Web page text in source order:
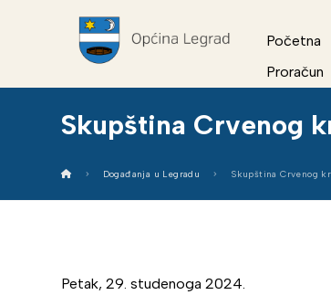
Početna
Proračun
Skupština Crvenog
Događanja u Legradu Skupština Crvenog
Petak, 29. studenoga 2024.